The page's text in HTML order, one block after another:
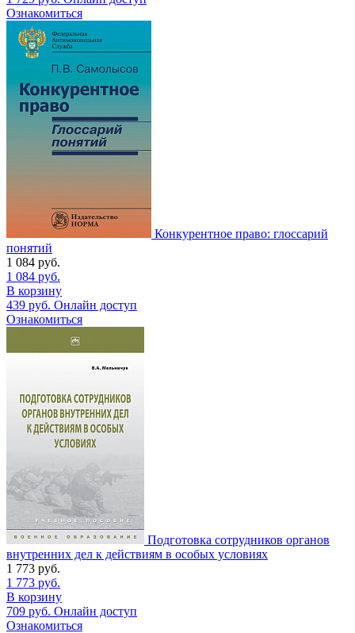
Ознакомиться
Конкурентное право: глоссарий
понятий
1 084 руб.
1 084 руб.
В корзину
439 руб. Онлайн доступ
Ознакомиться
Подготовка сотрудников органов
внутренних дел к действиям в особых условиях
1 773 руб.
1 773 руб.
В корзину
709 руб. Онлайн доступ
Ознакомиться